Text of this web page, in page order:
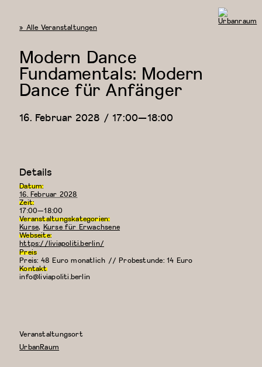
« Alle Veranstaltungen
Modern Dance
Fundamentals: Modern
Dance für Anfänger
16. Februar 2028 / 17:00—18:00
Details
Datum:
16. Februar 2028
Zeit:
17:00—18:00
Veranstaltungskategorien:
Kurse, Kurse für Erwachsene
Webseite:
https://liviapoliti.berlin/
Veranstaltungsort
UrbanRaum
Preis
Preis: 48 Euro monatlich // Probestunde: 14 Euro
Kontakt
info@liviapoliti.berlin